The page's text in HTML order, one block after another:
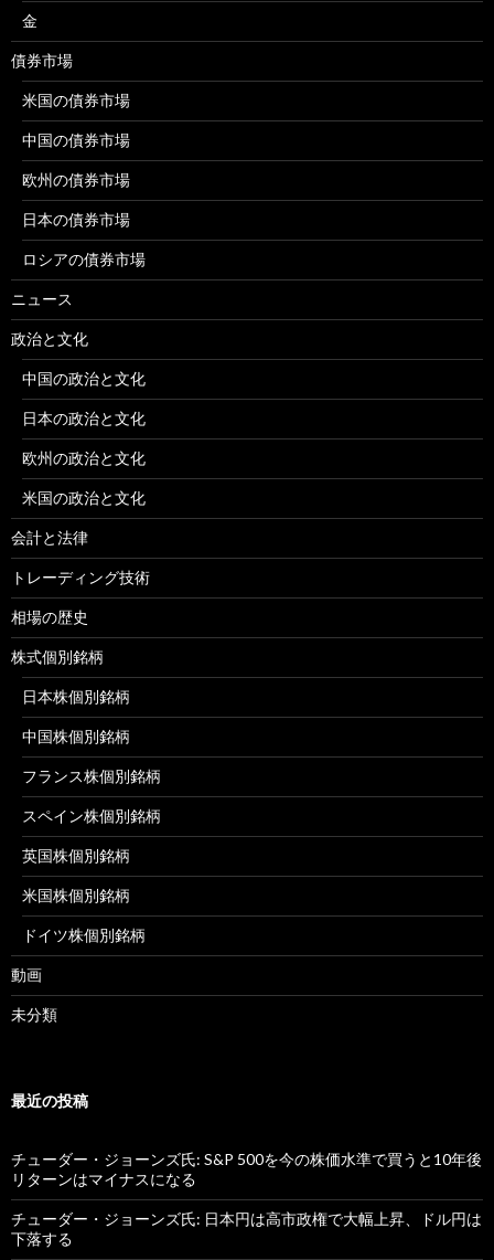
金
債券市場
米国の債券市場
中国の債券市場
欧州の債券市場
日本の債券市場
ロシアの債券市場
ニュース
政治と文化
中国の政治と文化
日本の政治と文化
欧州の政治と文化
米国の政治と文化
会計と法律
トレーディング技術
相場の歴史
株式個別銘柄
日本株個別銘柄
中国株個別銘柄
フランス株個別銘柄
スペイン株個別銘柄
英国株個別銘柄
米国株個別銘柄
ドイツ株個別銘柄
動画
未分類
最近の投稿
チューダー・ジョーンズ氏: S&P 500を今の株価水準で買うと10年後
リターンはマイナスになる
チューダー・ジョーンズ氏: 日本円は高市政権で大幅上昇、ドル円は
下落する